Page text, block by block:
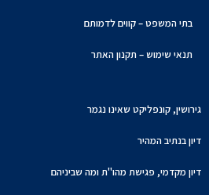
בתי המשפט – קווים לדמותם
תנאי שימוש – תקנון האתר
גירושין, קונפליקט שאינו נגמר
דיון בנתיב המהיר
דיון מקדמי, פגישת מהו"ת ומה שביניהם